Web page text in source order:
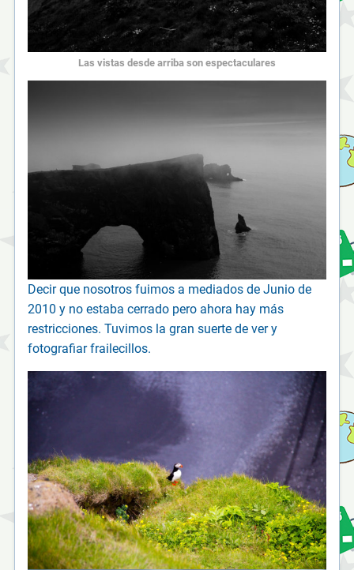
Las vistas desde arriba son espectaculares
Decir que nosotros fuimos a mediados de Junio de
2010 y no estaba cerrado pero ahora hay más
restricciones. Tuvimos la gran suerte de ver y
fotografiar frailecillos.